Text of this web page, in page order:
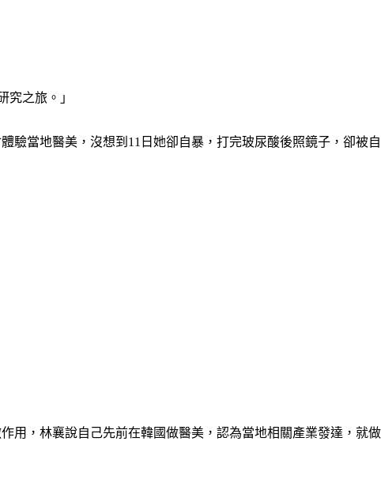
究之旅。」
驗當地醫美，沒想到11日她卻自暴，打完玻尿酸後照鏡子，卻被
用，林襄說自己先前在韓國做醫美，認為當地相關產業發達，